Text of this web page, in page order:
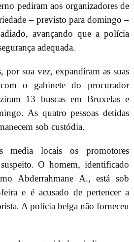
pediram aos organizadores de
– previsto para domingo –
avançando que a polícia
adequada.
por sua vez, expandiram as suas
o gabinete do procurador
13 buscas em Bruxelas e
As quatro pessoas detidas
sob custódia.
media locais os promotores
O homem, identificado
Abderrahmane A., está sob
e é acusado de pertencer a
A polícia belga não forneceu